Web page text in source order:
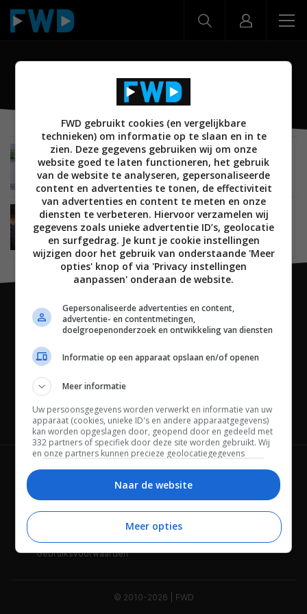
Smart Oven
NIEUWS SMARTHOME KEUKEN 02 SEPTEMBER 2020
Smeg lanceert twee slimme ovens met
VIVOscreen-display
SMARTHOME 26 SEPTEMBER 2019
Amazon presenteert nieuwe producten: oven,
smart display, router en meer
Channels
Wie is FWD Privacybeleid
Adverteren Contact
Gebruiksvoorwaarden
© 2010-2026 | FWD
FWD gebruikt cookies (en vergelijkbare
technieken) om informatie op te slaan en in te
zien. Deze gegevens gebruiken wij om onze
website goed te laten functioneren, het gebruik
van de website te analyseren, gepersonaliseerde
content en advertenties te tonen, de effectiviteit
van advertenties en content te meten en onze
diensten te verbeteren. Hiervoor verzamelen wij
gegevens zoals unieke advertentie ID’s, geolocatie
en surfgedrag. Je kunt je cookie instellingen
wijzigen door het gebruik van onderstaande 'Meer
opties' knop of via 'Privacy instellingen
aanpassen' onderaan de website.
Gepersonaliseerde advertenties en content,
advertentie- en contentmetingen,
doelgroepenonderzoek en ontwikkeling van diensten
Informatie op een apparaat opslaan en/of openen
Meer informatie
Uw persoonsgegevens worden verwerkt en informatie van uw
apparaat (cookies, unieke ID's en andere apparaatgegevens)
kan worden opgeslagen door, geopend door en gedeeld met
332 partners of specifiek door deze site worden gebruikt. Wij
en onze partners kunnen precieze geolocatiegegevens
Bepaalde leveranciers kunnen uw persoonsgegevens
beheren. Zoek onderaan deze pagina of in het sitemenu naar
een link om uw toestemming te beheren of in te trekken via de
privacy- en cookie-instellingen.
Naar de website
Meer opties